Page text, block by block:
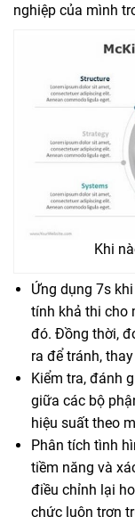
nghiệp của mình
Khi
Ứng dụng 7s
tính khả thi cho
đó. Đồng thời,
ra để tránh,
Kiểm tra, đánh
giữa các bộ
hiệu suất theo
Phân tích tình
tiềm năng và
điều chỉnh lại
chức luôn trơn